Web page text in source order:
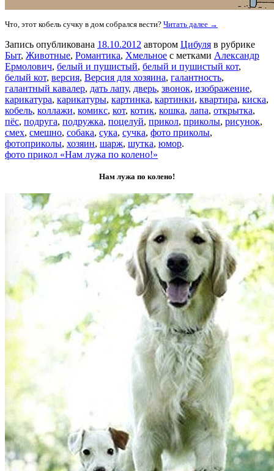
Что, этот кобель сучку в дом собрался вести? Читать далее →
Запись опубликована 18.10.2012 автором Цибуля в рубрике
Быт, Животные, Романтика, Хмельное с метками Александр
Ермолович, белый и пушистый, белый и пушистый кот,
белый кот, версия, Версия для хозяина, галантность,
галантный кавалер, дать лапу, дверь, звонок, изображение,
карикатура, карикатуры, картинка, картинки, квартира, киска,
кобель, коллажи, комикс, кот, котик, кошка, лапа, открытка,
пёс, подруга, подружка, поцелуй, прикол, приколы, рисунок,
смех, смешно, собака, сука, сучка, фото приколы,
фотоприколы, хозяин, шарж, шутка, юмор.
фото прикол «Нам лужа по колено!»
Нам лужа по колено!